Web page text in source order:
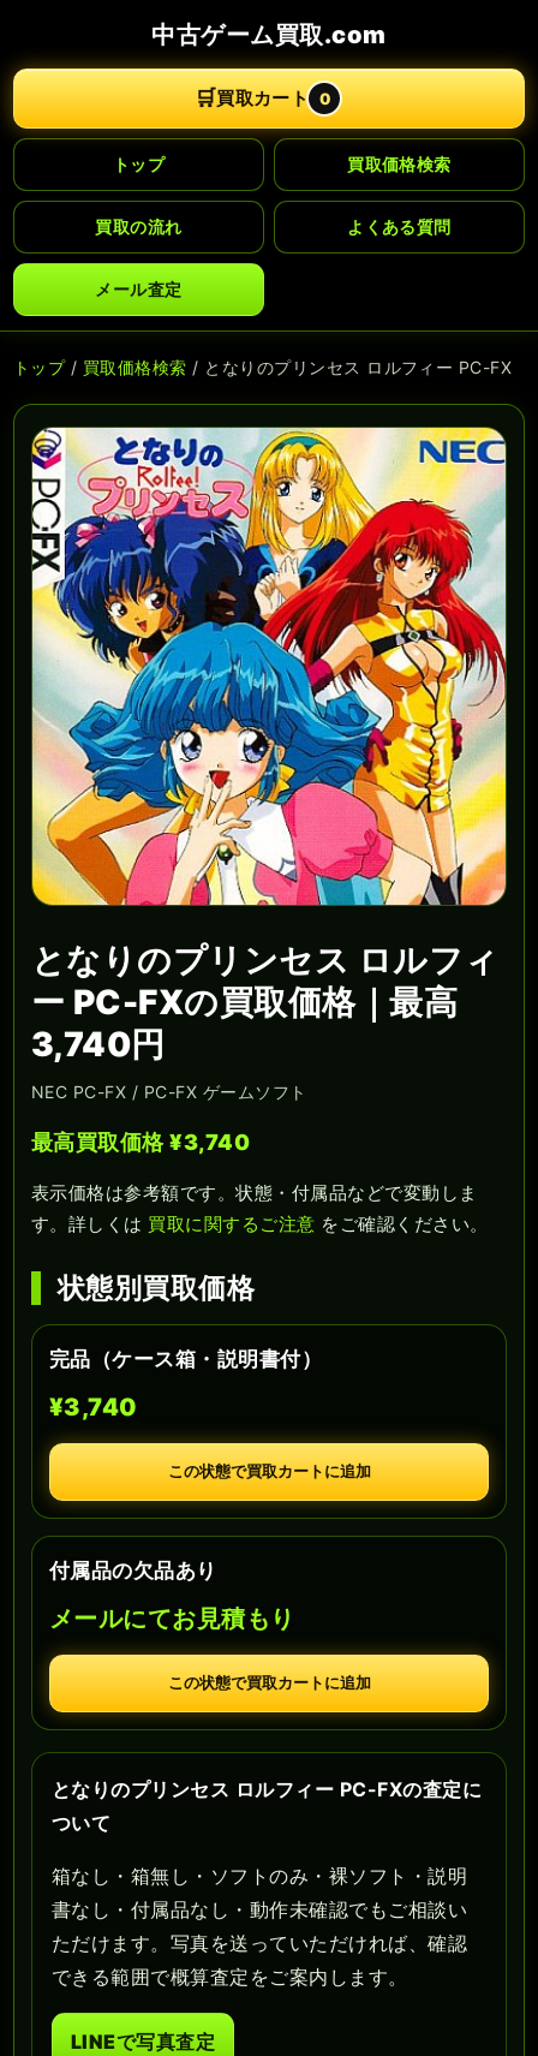
中古ゲーム買取.com
🛒買取カート 0
トップ 買取価格検索
買取の流れ よくある質問
メール査定
トップ/ 買取価格検索 / となりのプリンセス ロルフィー PC-FX
となりのプリンセス ロルフィ
ー PC-FXの買取価格｜最高
3,740円
NEC PC-FX / PC-FX ゲームソフト
最高買取価格 ¥3,740
表示価格は参考額です。状態・付属品などで変動しま
す。詳しくは 買取に関するご注意 をご確認ください。
状態別買取価格
完品（ケース箱・説明書付）
¥3,740
この状態で買取カートに追加
付属品の欠品あり
メールにてお見積もり
この状態で買取カートに追加
となりのプリンセス ロルフィー PC-FXの査定に
ついて
箱なし・箱無し・ソフトのみ・裸ソフト・説明
書なし・付属品なし・動作未確認でもご相談い
ただけます。写真を送っていただければ、確認
できる範囲で概算査定をご案内します。
LINEで写真査定